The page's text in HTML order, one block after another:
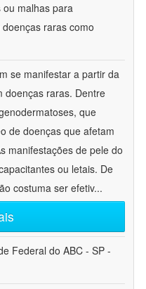
malhas para
raras como
se manifestar a partir da
doenças raras. Dentre
que
de doenças que afetam
manifestações de pele do
ou letais. De
costuma ser efetiv...
Federal do ABC - SP -